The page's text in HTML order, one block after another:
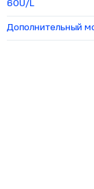
60U/L
Дополнительный